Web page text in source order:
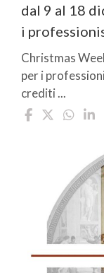
dal 9 al 18
i
Christmas
per i
crediti ...